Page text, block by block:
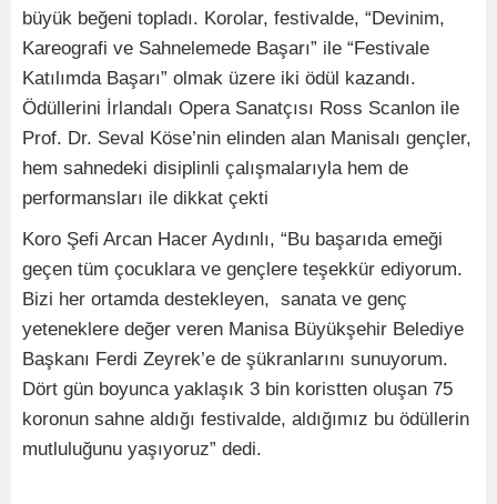
büyük beğeni topladı. Korolar, festivalde, “Devinim,
Kareografi ve Sahnelemede Başarı” ile “Festivale
Katılımda Başarı” olmak üzere iki ödül kazandı.
Ödüllerini İrlandalı Opera Sanatçısı Ross Scanlon ile
Prof. Dr. Seval Köse’nin elinden alan Manisalı gençler,
hem sahnedeki disiplinli çalışmalarıyla hem de
performansları ile dikkat çekti
Koro Şefi Arcan Hacer Aydınlı, “Bu başarıda emeği
geçen tüm çocuklara ve gençlere teşekkür ediyorum.
Bizi her ortamda destekleyen, sanata ve genç
yeteneklere değer veren Manisa Büyükşehir Belediye
Başkanı Ferdi Zeyrek’e de şükranlarını sunuyorum.
Dört gün boyunca yaklaşık 3 bin koristten oluşan 75
koronun sahne aldığı festivalde, aldığımız bu ödüllerin
mutluluğunu yaşıyoruz” dedi.